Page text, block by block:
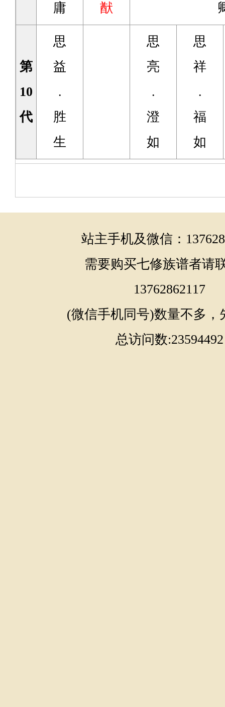
庸
猷
第
10
代
思
益
.
胜
生
思
亮
.
澄
如
思
祥
.
福
如
站主手机及微信：
需要购买七修族谱者请
13762862117
(微信手机同号)数量不多，
总访问数:23594492